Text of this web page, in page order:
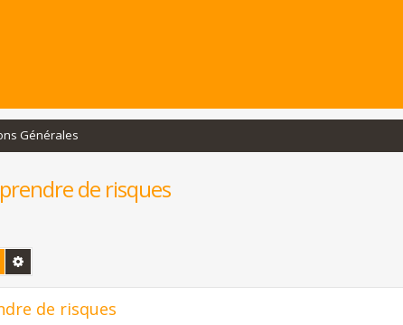
Générales
de risques
Rechercher
de risques